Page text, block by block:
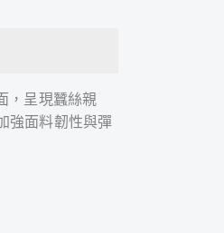
，呈現蠶絲親
強面料韌性與彈